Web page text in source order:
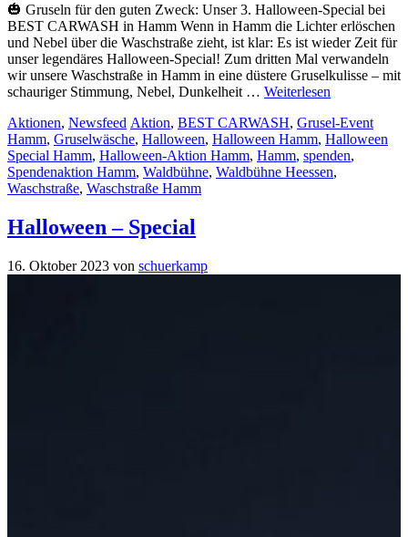
🎃 Gruseln für den guten Zweck: Unser 3. Halloween-Special bei
BEST CARWASH in Hamm Wenn in Hamm die Lichter erlöschen
und Nebel über die Waschstraße zieht, ist klar: Es ist wieder Zeit für
unser legendäres Halloween-Special! Zum dritten Mal verwandeln
wir unsere Waschstraße in Hamm in eine düstere Gruselkulisse – mit
schauriger Stimmung, Nebel, Dunkelheit … Weiterlesen
Kategorien
Aktionen, Newsfeed Schlagwörter
Aktion, BEST CARWASH, Grusel-Event
Hamm, Gruselwäsche, Halloween, Halloween Hamm, Halloween
Special Hamm, Halloween-Aktion Hamm, Hamm, spenden,
Spendenaktion Hamm, Waldbühne, Waldbühne Heessen,
Waschstraße, Waschstraße Hamm
Halloween – Special
16. Oktober 2023 von schuerkamp